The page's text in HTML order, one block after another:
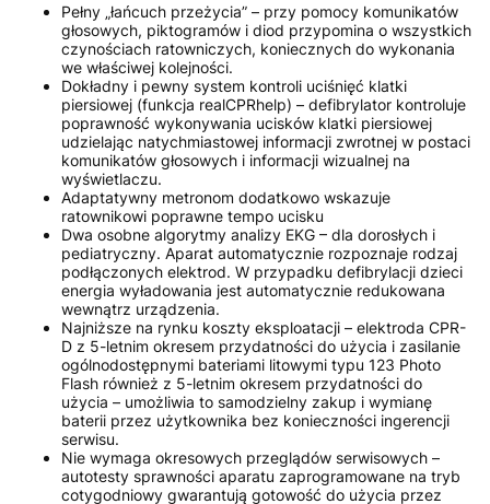
Pełny „łańcuch przeżycia” – przy pomocy komunikatów
głosowych, piktogramów i diod przypomina o wszystkich
czynościach ratowniczych, koniecznych do wykonania
we właściwej kolejności.
Dokładny i pewny system kontroli uciśnięć klatki
piersiowej (funkcja realCPRhelp) – defibrylator kontroluje
poprawność wykonywania ucisków klatki piersiowej
udzielając natychmiastowej informacji zwrotnej w postaci
komunikatów głosowych i informacji wizualnej na
wyświetlaczu.
Adaptatywny metronom dodatkowo wskazuje
ratownikowi poprawne tempo ucisku
Dwa osobne algorytmy analizy EKG – dla dorosłych i
pediatryczny. Aparat automatycznie rozpoznaje rodzaj
podłączonych elektrod. W przypadku defibrylacji dzieci
energia wyładowania jest automatycznie redukowana
wewnątrz urządzenia.
Najniższe na rynku koszty eksploatacji – elektroda CPR-
D z 5-letnim okresem przydatności do użycia i zasilanie
ogólnodostępnymi bateriami litowymi typu 123 Photo
Flash również z 5-letnim okresem przydatności do
użycia – umożliwia to samodzielny zakup i wymianę
baterii przez użytkownika bez konieczności ingerencji
serwisu.
Nie wymaga okresowych przeglądów serwisowych –
autotesty sprawności aparatu zaprogramowane na tryb
cotygodniowy gwarantują gotowość do użycia przez